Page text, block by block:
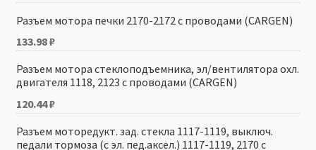
Разъем мотора печки 2170-2172 с проводами (CARGEN)
133.98₽
Разъем мотора стеклоподъемника, эл/вентилятора охл.
двигателя 1118, 2123 с проводами (CARGEN)
120.44₽
Разъем моторедукт. зад. стекла 1117-1119, выключ.
педали тормоза (с эл. пед.аксел.) 1117-1119, 2170 с